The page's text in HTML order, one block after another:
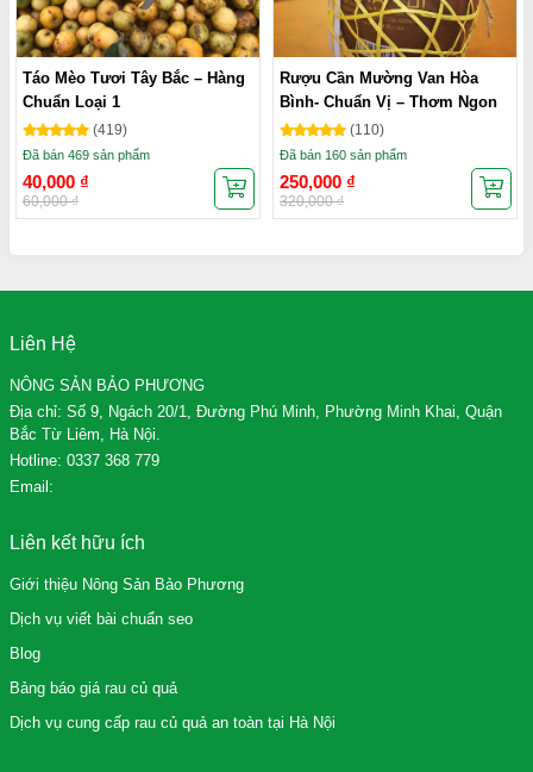
Táo Mèo Tươi Tây Bắc – Hàng
Chuẩn Loại 1
(419)
Đã bán 469 sản phẩm
40,000 ₫
60,000₫
Rượu Cần Mường Van Hòa
Bình- Chuẩn Vị – Thơm Ngon
(110)
Đã bán 160 sản phẩm
250,000 ₫
320,000₫
Liên Hệ
NÔNG SẢN BẢO PHƯƠNG
Địa chỉ: Số 9, Ngách 20/1, Đường Phú Minh, Phường Minh Khai, Quận
Bắc Từ Liêm, Hà Nội.
Hotline: 0337 368 779
Email:
Liên kết hữu ích
Giới thiệu Nông Sản Bảo Phương
Dịch vụ viết bài chuẩn seo
Blog
Bảng báo giá rau củ quả
Dịch vụ cung cấp rau củ quả an toàn tại Hà Nội